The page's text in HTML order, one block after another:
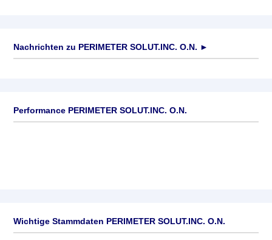
Nachrichten zu PERIMETER SOLUT.INC. O.N. ►
Performance PERIMETER SOLUT.INC. O.N.
Wichtige Stammdaten PERIMETER SOLUT.INC. O.N.